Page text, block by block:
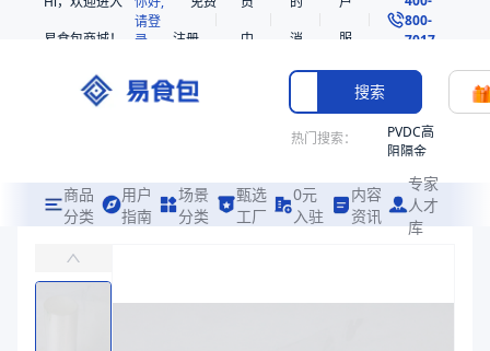
易食包商城！
请登
录
注册
中
消
息
服
务
800-
7017
搜索
热门搜索：
PVDC高
阻隔金
共挤热
收缩袋
商品
分类
用户
指南
场景
分类
甄选
工厂
0元
入驻
内容
资讯
专家
人才
库
PA/EVOH/PE高阻隔拉伸膜底膜（下膜）（ERP单位错误）
易食包（EPAK）专注于PA/EVOH/PE高阻隔拉伸膜底膜（下膜）（